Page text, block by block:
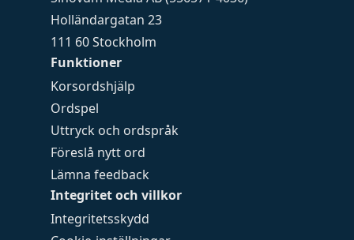
Funktioner
Korsordshjälp
Ordspel
Uttryck och ordspråk
Föreslå nytt ord
Lämna feedback
Integritet och villkor
Integritetsskydd
Holländargatan 23
111 60 Stockholm